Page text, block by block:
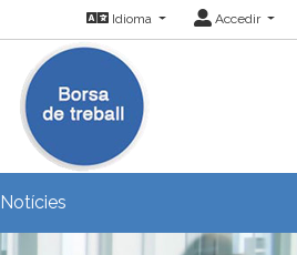
Idioma Accedir
Notícies